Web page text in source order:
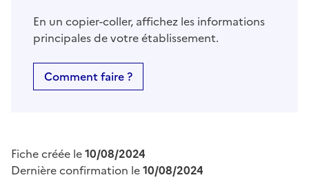
En un copier-coller, affichez les informations
principales de votre établissement.
Comment faire ?
Fiche créée le10/08/2024
Dernière confirmation le10/08/2024